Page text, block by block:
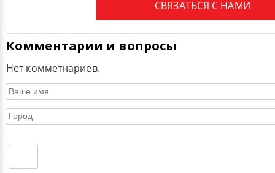
СВЯЗАТЬСЯ С НАМИ
Комментарии и вопросы
Нет комметнариев.